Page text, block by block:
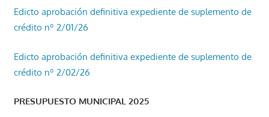
Edicto aprobación definitiva expediente de suplemento de
crédito nº 2/01/26
Edicto aprobación definitiva expediente de suplemento de
crédito nº 2/02/26
PRESUPUESTO MUNICIPAL 2025